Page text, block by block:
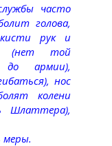
часто
голова,
рук и
(нет той
армии),
нос
колени
Шлaттера),
меры.